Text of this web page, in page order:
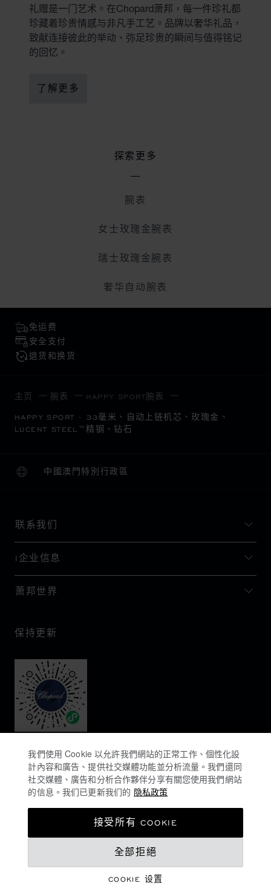
MOP$ 94,000.00
礼赠是一门艺术。在Chopard萧邦，每一件珍礼都
珍藏着珍贵情感与非凡手工艺。品牌以奢华礼品，
致献连接彼此的举动、弥足珍贵的瞬间与值得铭记
的回忆。
了解更多
探索更多
腕表
女士玫瑰金腕表
瑞士玫瑰金腕表
奢华自动腕表
免运费
安全支付
退货和换货
主页 腕表 HAPPY SPORT腕表
HAPPY SPORT - 33毫米、自动上链机芯、玫瑰金、
LUCENT STEEL™精钢、钻石
中國澳門特別行政區
本地化（更改国家/地区）
更改国家/地区
联系我们
I企业信息
萧邦世界
保持更新
COOKIES政策
我們使用 Cookie 以允許我們網站的正常工作、個性化設
計內容和廣告、提供社交媒體功能並分析流量。我們還同
社交媒體、廣告和分析合作夥伴分享有關您使用我們網站
的信息。我们已更新我们的 隐私政策
COOKIE 设置
全部拒絕
接受所有 COOKIE